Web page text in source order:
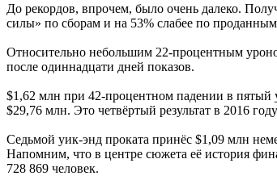
До рекордов, впрочем, было очень далеко.
силы» по сборам и на 53% слабее по
Относительно небольшим 22-процентным
после одиннадцати дней показов.
$1,62 млн при 42-процентном падении в пятый
$29,76 млн. Это четвёртый результат в 2016
Седьмой уик-энд проката принёс $1,09 млн
Напомним, что в центре сюжета её история
728 869 человек.